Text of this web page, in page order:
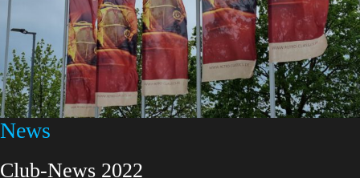
News
Club-News 2022